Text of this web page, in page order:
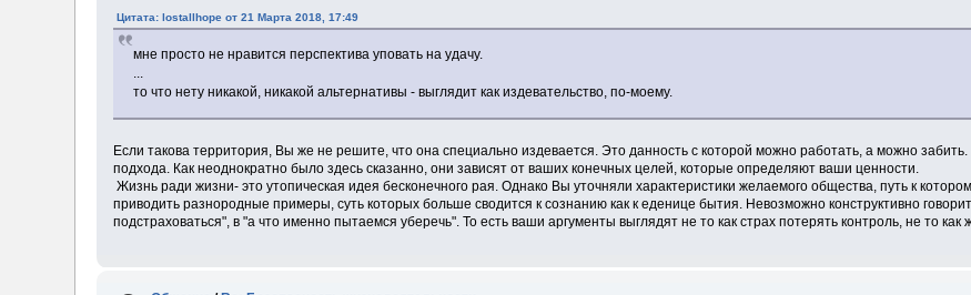
Цитата: lostallhope от 21 Марта 2018, 17:49
мне просто не нравится перспектива уповать на удачу.
...
то что нету никакой, никакой альтернативы - выглядит как издевательство, по-моему.
Если такова территория, Вы же не решите, что она специально издевается. Это данность с которой можно работать, а можно
подхода. Как неоднократно было здесь сказанно, они зависят от ваших конечных целей, которые определяют ваши ценности.
Жизнь ради жизни- это утопическая идея бесконечного рая. Однако Вы уточняли характеристики желаемого общества, путь к
приводить разнородные примеры, суть которых больше сводится к сознанию как к еденице бытия. Невозможно конструктивно
подстраховаться", в "а что именно пытаемся уберечь". То есть ваши аргументы выглядят не то как страх потерять контроль, не то как